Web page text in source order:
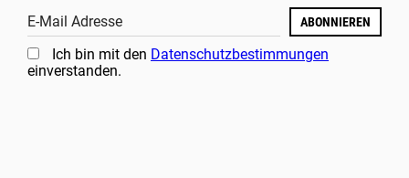
E-Mail Adresse ABONNIEREN
Ich bin mit den Datenschutzbestimmungen
einverstanden.